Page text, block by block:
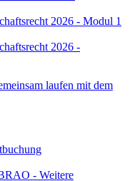
2026 - Modul 1
2026 -
laufen mit dem
- Weitere